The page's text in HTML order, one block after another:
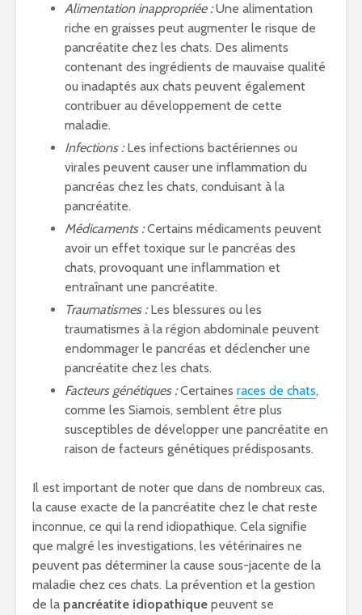
Alimentation inappropriée :Une alimentation
riche en graisses peut augmenter le risque de
pancréatite chez les chats. Des aliments
contenant des ingrédients de mauvaise qualité
ou inadaptés aux chats peuvent également
contribuer au développement de cette
maladie.
Infections :Les infections bactériennes ou
virales peuvent causer une inflammation du
pancréas chez les chats, conduisant à la
pancréatite.
Médicaments :Certains médicaments peuvent
avoir un effet toxique sur le pancréas des
chats, provoquant une inflammation et
entraînant une pancréatite.
Traumatismes :Les blessures ou les
traumatismes à la région abdominale peuvent
endommager le pancréas et déclencher une
pancréatite chez les chats.
Facteurs génétiques :Certaines races de chats,
comme les Siamois, semblent être plus
susceptibles de développer une pancréatite en
raison de facteurs génétiques prédisposants.
Il est important de noter que dans de nombreux cas,
la cause exacte de la pancréatite chez le chat reste
inconnue, ce qui la rend idiopathique. Cela signifie
que malgré les investigations, les vétérinaires ne
peuvent pas déterminer la cause sous-jacente de la
maladie chez ces chats. La prévention et la gestion
de la pancréatite idiopathique peuvent se